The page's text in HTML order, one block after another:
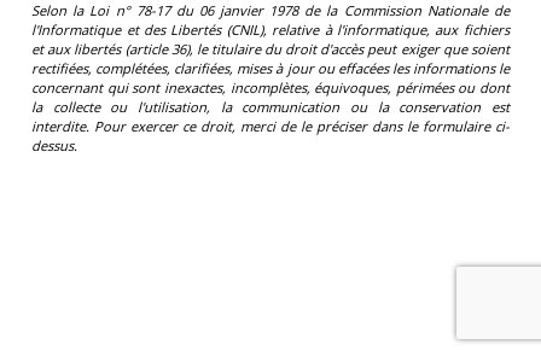
Selon la Loi n° 78-17 du 06 janvier 1978 de la Commission Nationale de
l'Informatique et des Libertés (CNIL), relative à l'informatique, aux fichiers
et aux libertés (article 36), le titulaire du droit d'accès peut exiger que soient
rectifiées, complétées, clarifiées, mises à jour ou effacées les informations le
concernant qui sont inexactes, incomplètes, équivoques, périmées ou dont
la collecte ou l'utilisation, la communication ou la conservation est
interdite. Pour exercer ce droit, merci de le préciser dans le formulaire ci-
dessus.